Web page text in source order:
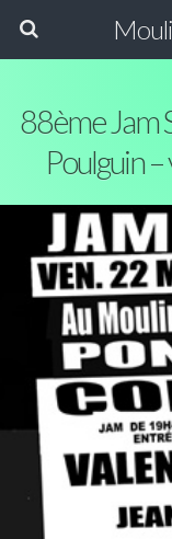
88ème Jam
Poulguin